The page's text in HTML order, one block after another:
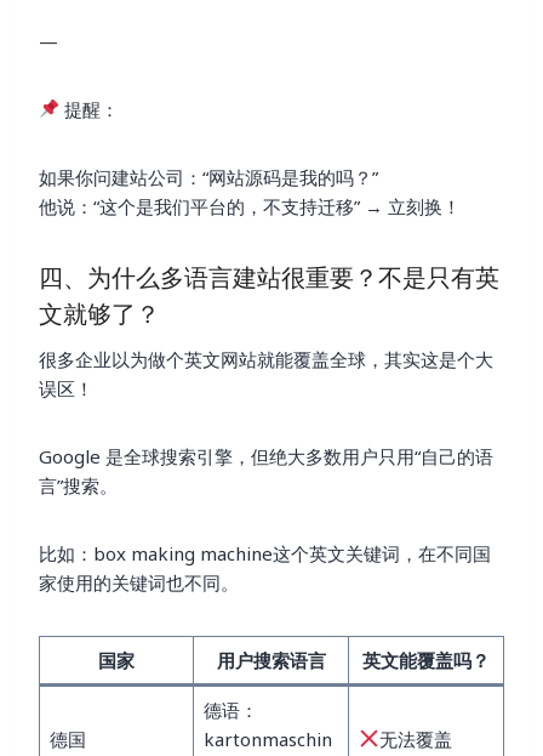
—
提醒：
如果你问建站公司：“网站源码是我的吗？”
他说：“这个是我们平台的，不支持迁移” → 立刻换！
四、为什么多语言建站很重要？不是只有英
文就够了？
很多企业以为做个英文网站就能覆盖全球，其实这是个大
误区！
Google 是全球搜索引擎，但绝大多数用户只用“自己的语
言”搜索。
比如：box making machine这个英文关键词，在不同国
家使用的关键词也不同。
国家 用户搜索语言 英文能覆盖吗？
德国
德语：
kartonmaschin
无法覆盖